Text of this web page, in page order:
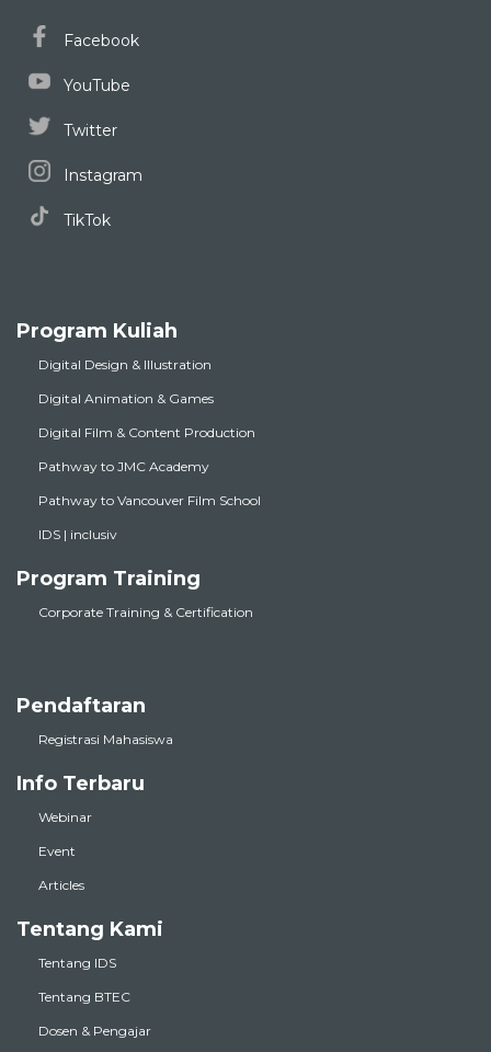
Facebook
YouTube
Twitter
Instagram
TikTok
Program Kuliah
Digital Design & Illustration
Digital Animation & Games
Digital Film & Content Production
Pathway to JMC Academy
Pathway to Vancouver Film School
IDS | inclusiv
Program Training
Corporate Training & Certification
Pendaftaran
Registrasi Mahasiswa
Info Terbaru
Webinar
Event
Articles
Tentang Kami
Tentang IDS
Tentang BTEC
Dosen & Pengajar